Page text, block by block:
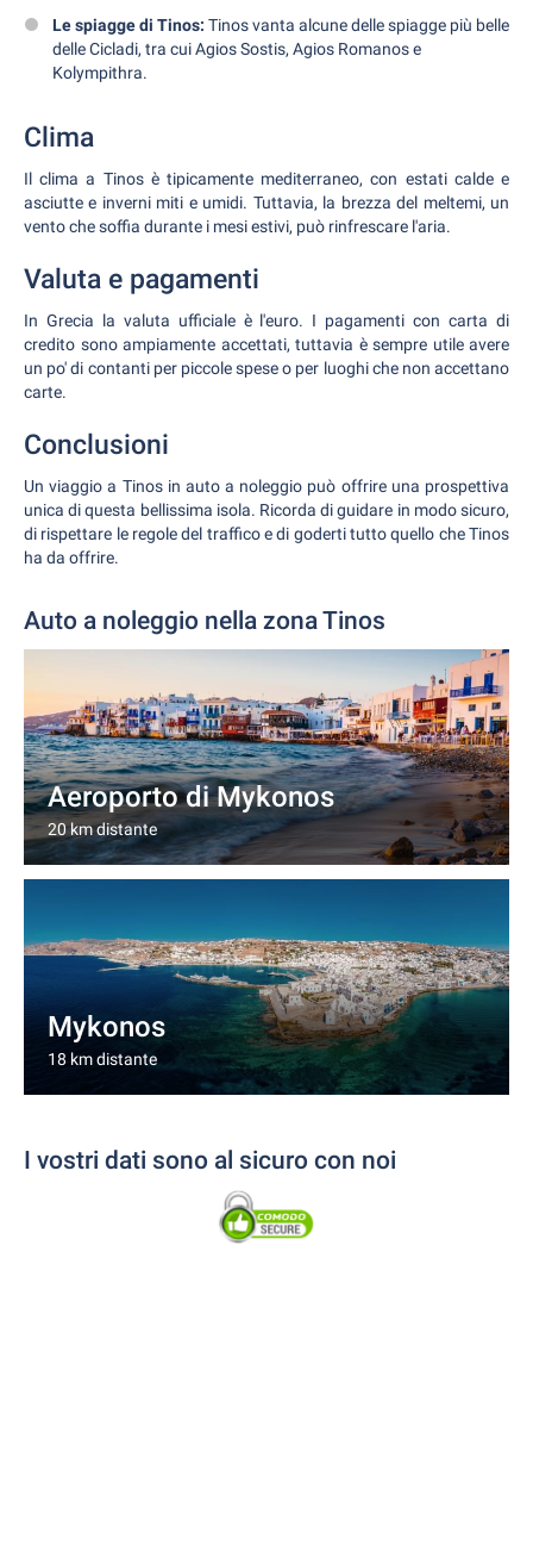
Le spiagge di Tinos: Tinos vanta alcune delle spiagge più belle
delle Cicladi, tra cui Agios Sostis, Agios Romanos e
Kolympithra.
Clima
Il clima a Tinos è tipicamente mediterraneo, con estati calde e
asciutte e inverni miti e umidi. Tuttavia, la brezza del meltemi, un
vento che soffia durante i mesi estivi, può rinfrescare l'aria.
Valuta e pagamenti
In Grecia la valuta ufficiale è l'euro. I pagamenti con carta di
credito sono ampiamente accettati, tuttavia è sempre utile avere
un po' di contanti per piccole spese o per luoghi che non accettano
carte.
Conclusioni
Un viaggio a Tinos in auto a noleggio può offrire una prospettiva
unica di questa bellissima isola. Ricorda di guidare in modo sicuro,
di rispettare le regole del traffico e di goderti tutto quello che Tinos
ha da offrire.
Auto a noleggio nella zona Tinos
Aeroporto di Mykonos
20 km distante
Mykonos
18 km distante
I vostri dati sono al sicuro con noi